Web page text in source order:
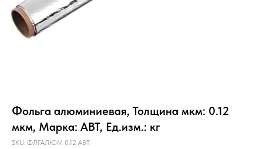
Фольга алюминиевая, Толщина мкм: 0.12
мкм, Марка: АВТ, Ед.изм.: кг
SKU: ФЛГАЛЮМ 0.12 АВТ